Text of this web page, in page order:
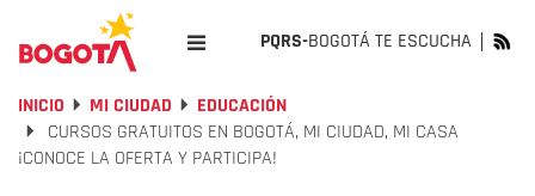
PQRS-BOGOTÁ TE ESCUCHA
INICIO MI CIUDAD
EDUCACIÓN
CURSOS GRATUITOS EN BOGOTÁ, MI CIUDAD, MI CASA
¡CONOCE LA OFERTA Y PARTICIPA!